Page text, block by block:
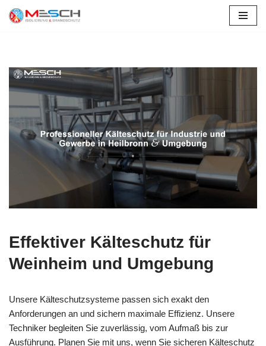
Effektiver Kälteschutz für
Weinheim und Umgebung
Unsere Kälteschutzsysteme passen sich exakt den
Anforderungen an und sichern maximale Effizienz. Unsere
Techniker begleiten Sie zuverlässig, vom Aufmaß bis zur
Ausführung. Planen Sie mit uns, wenn Sie sicheren Kälteschutz